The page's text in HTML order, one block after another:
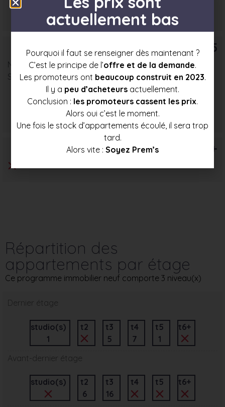
Prix mini
342 000 €
Prix moyen
363 000 €
Prix max
383 500 €
T5
Nombre : 1
Surface moyenne : 78 m²
Prix mini
373 500 €
Prix moyen
396 000 €
Prix max
418 500 €
T6+
Répartition des
appartements par étage
Ce programme immobilier neuf comporte 3 niveau(x)
Dernier étage
studio(s)
1
t2
t3
5
t4
7
t5
1
t6+
Avant-dernier étage
studio(s)
t2
6
t3
16
t4 t5 t6+
actuellement bas
Pourquoi il faut se renseigner dès maintenant ?
C’est le principe de l’offre et de la demande.
Les promoteurs ont beaucoup construit en 2023.
Il y a peu d’acheteurs actuellement.
Conclusion : les promoteurs cassent les prix.
Alors oui c’est le moment.
Une fois le stock d’appartements écoulé, il sera trop
tard.
Alors vite : Soyez Prem’s